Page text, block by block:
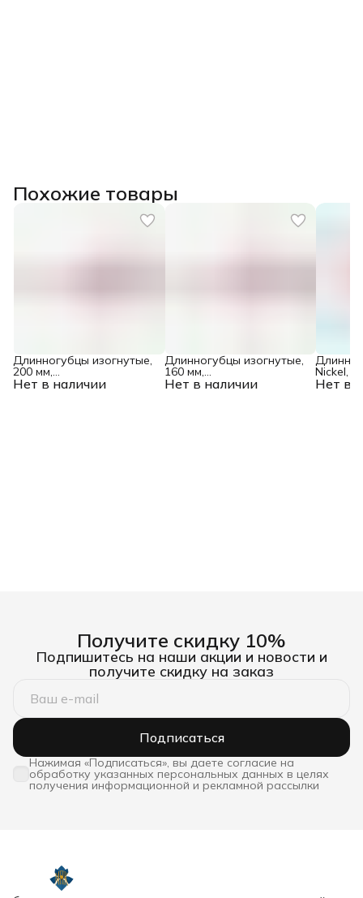
Похожие товары
Нет в наличии
Длинногубцы изогнутые,
200 мм,
двухкомпонентные Нет в наличии
Длинногубцы изогнутые,
160 мм,
двухкомпонентные Нет в
Nickel,
Получите скидку 10%
Подпишитесь на наши акции и новости и
получите скидку на заказ
Подписаться
Нажимая «Подписаться», вы даете согласие на
обработку указанных персональных данных в целях
получения информационной и рекламной рассылки